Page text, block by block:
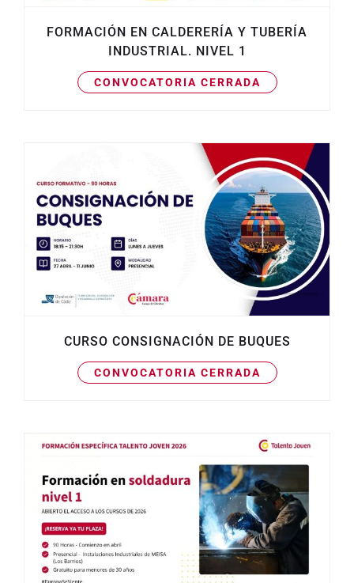
FORMACIÓN EN CALDERERÍA Y TUBERÍA
INDUSTRIAL. NIVEL 1
CONVOCATORIA CERRADA
CURSO CONSIGNACIÓN DE BUQUES
CONVOCATORIA CERRADA